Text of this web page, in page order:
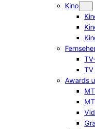
Kino
TV
Awards